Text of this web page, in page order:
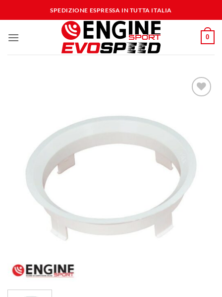
ai
SPEDIZIONE ESPRESSA IN TUTTA ITALIA
0